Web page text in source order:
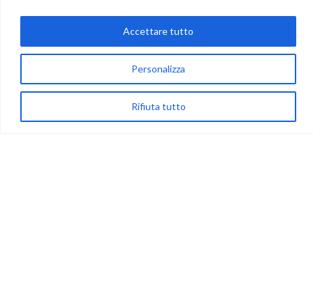
Personalizza
Rifiuta tutto
Accettare tutto
via Acqua delle Noci 12
83024 Monteforte Irpino (AV)
(+39) 081-7777233